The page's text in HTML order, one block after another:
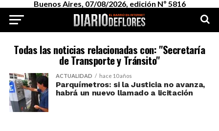
Buenos Aires, 07/08/2026, edición Nº 5816
Todas las noticias relacionadas con: "Secretaría
de Transporte y Tránsito"
ACTUALIDAD hace 10 años
Parquímetros: si la Justicia no avanza,
habrá un nuevo llamado a licitación